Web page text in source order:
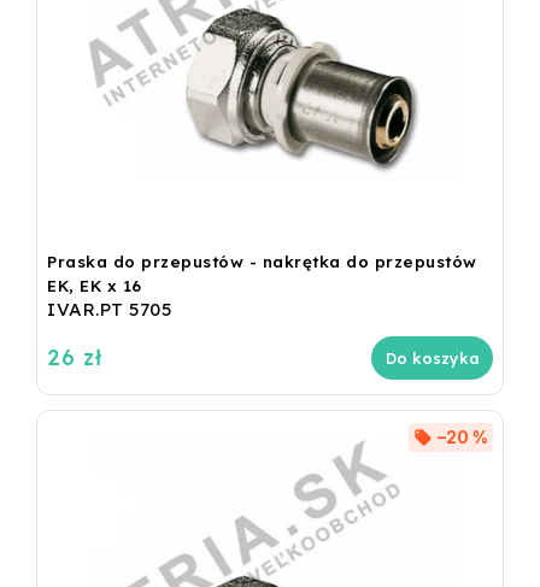
Praska do przepustów - nakrętka do przepustów
EK, EK x 16
IVAR.PT 5705
26 zł Do koszyka
–20 %